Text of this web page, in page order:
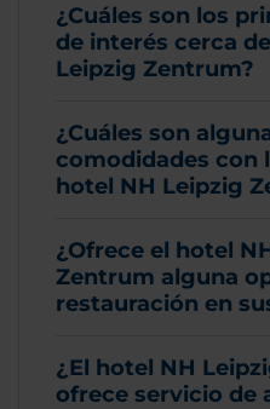
¿Cuáles son los
de interés cerca
Leipzig Zentrum?
¿Cuáles son
comodidades con
hotel NH Leipzig
¿Ofrece el hotel
Zentrum alguna
restauración en
¿El hotel NH
ofrece servicio de